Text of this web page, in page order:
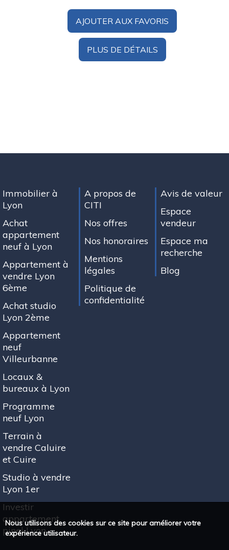
AJOUTER AUX FAVORIS
PLUS DE DÉTAILS
Immobilier à
Lyon
Achat
appartement
neuf à Lyon
Appartement à
vendre Lyon
6ème
Achat studio
Lyon 2ème
Appartement
neuf
Villeurbanne
Locaux &
bureaux à Lyon
Programme
neuf Lyon
Terrain à
vendre Caluire
et Cuire
Studio à vendre
Lyon 1er
Investir
appartement
pinel Lyon
A propos de
CITI
Nos offres
Nos honoraires
Mentions
légales
Politique de
confidentialité
Avis de valeur
Espace
vendeur
Espace ma
recherche
Blog
Nous utilisons des cookies sur ce site pour améliorer votre
expérience utilisateur.